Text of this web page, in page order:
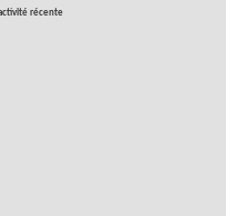
récente